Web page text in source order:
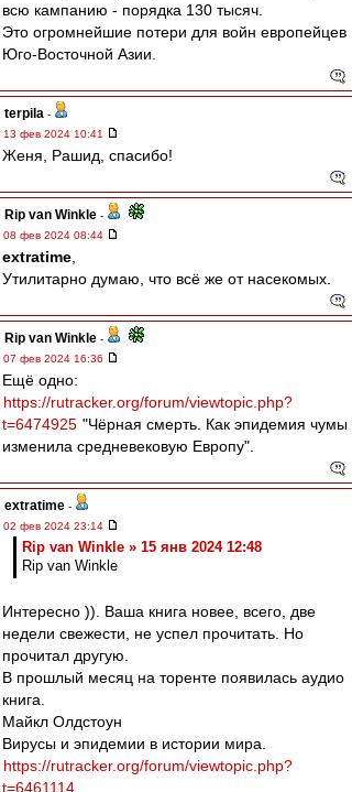
всю кампанию - порядка 130 тысяч.
Это огромнейшие потери для войн европейцев
Юго-Восточной Азии.
terpila -
13 фев 2024 10:41
Женя, Рашид, спасибо!
Rip van Winkle -
08 фев 2024 08:44
extratime
Утилитарно думаю, что всё же от насекомых.
Rip van Winkle -
07 фев 2024 16:36
Ещё одно:
https://rutracker.org/forum/viewtopic.php?
t=6474925 "Чёрная смерть. Как эпидемия чумы
изменила средневековую Европу".
extratime -
02 фев 2024 23:14
Rip van Winkle » 15 янв 2024 12:48
Rip van Winkle
Интересно )). Ваша книга новее, всего, две
недели свежести, не успел прочитать. Но
прочитал другую.
В прошлый месяц на торенте появилась аудио
книга.
Майкл Олдстоун
Вирусы и эпидемии в истории мира.
https://rutracker.org/forum/viewtopic.php?
t=6461114